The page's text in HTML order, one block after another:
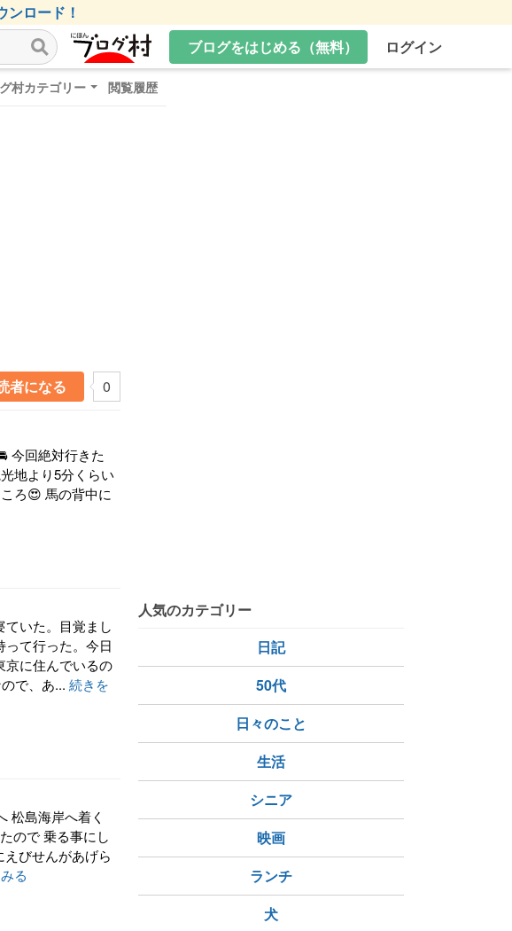
ンロード！
ブログをはじめる（無料）
ログイン
村カテゴリー 閲覧履歴
者になる 0
今回絶対行きた
地より5分くらい
ろ😍 馬の背中に
いた。目覚まし
て行った。今日
京に住んでいるの
で、あ... 続きを
松島海岸へ着く
ので 乗る事にし
びせんがあげら
る
人気のカテゴリー
日記
50代
日々のこと
生活
シニア
映画
ランチ
犬